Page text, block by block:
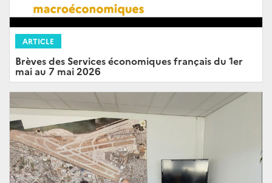
ARTICLE
Brèves des Services économiques français du 1er
mai au 7 mai 2026